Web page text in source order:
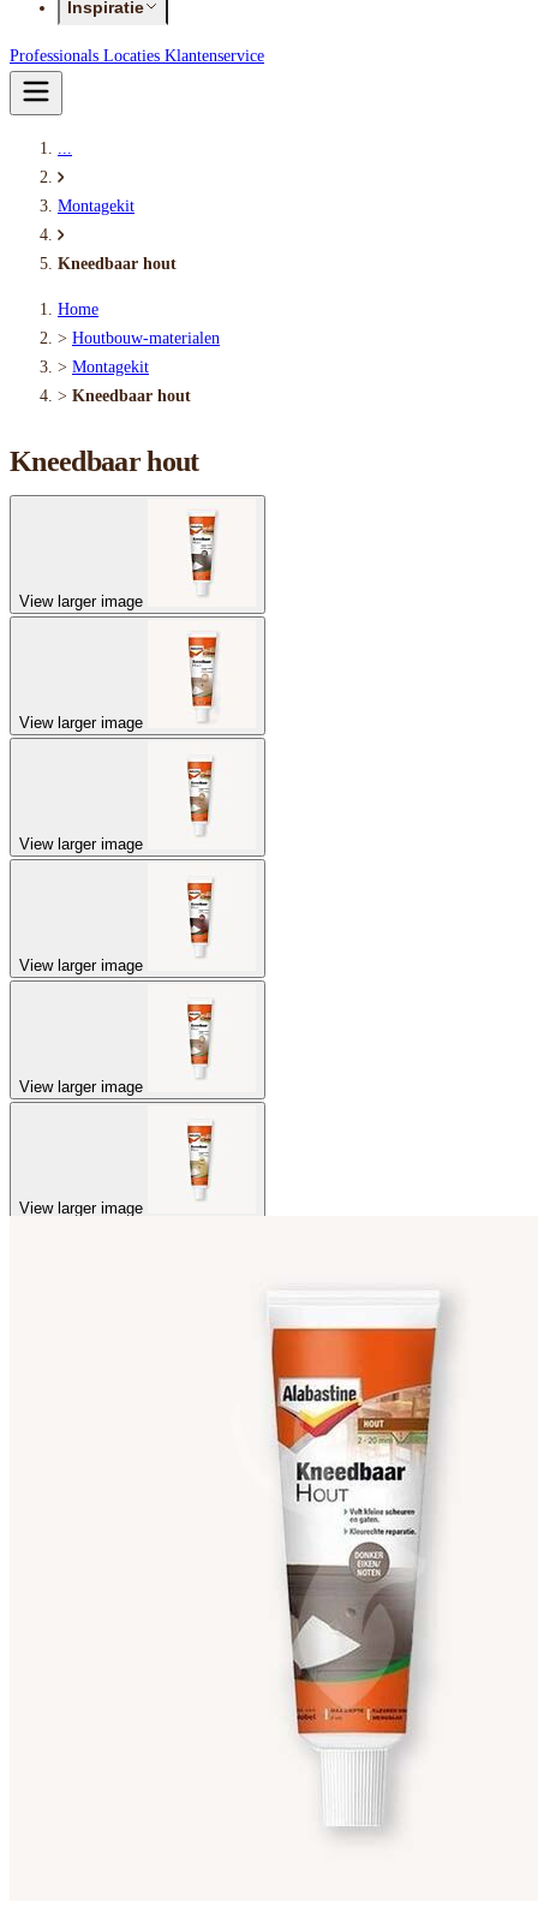
Inspiratie
Professionals Locaties Klantenservice
...
Montagekit
Kneedbaar hout
Home
> Houtbouw-materialen
> Montagekit
> Kneedbaar hout
Kneedbaar hout
View larger image
View larger image
View larger image
View larger image
View larger image
View larger image